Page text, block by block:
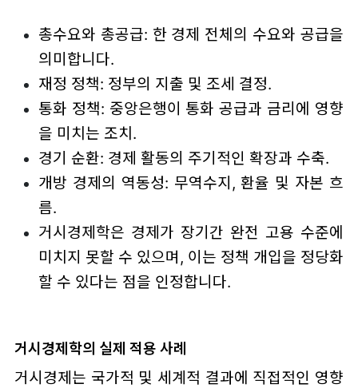
총수요와 총공급: 한 경제 전체의 수요와 공급을
의미합니다.
재정 정책: 정부의 지출 및 조세 결정.
통화 정책: 중앙은행이 통화 공급과 금리에 영향
을 미치는 조치.
경기 순환: 경제 활동의 주기적인 확장과 수축.
개방 경제의 역동성: 무역수지, 환율 및 자본 흐
름.
거시경제학은 경제가 장기간 완전 고용 수준에
미치지 못할 수 있으며, 이는 정책 개입을 정당화
할 수 있다는 점을 인정합니다.
거시경제학의 실제 적용 사례
거시경제는 국가적 및 세계적 결과에 직접적인 영향